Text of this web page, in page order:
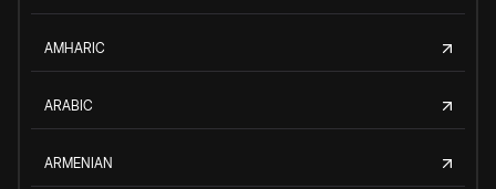
AMHARIC
ARABIC
ARMENIAN